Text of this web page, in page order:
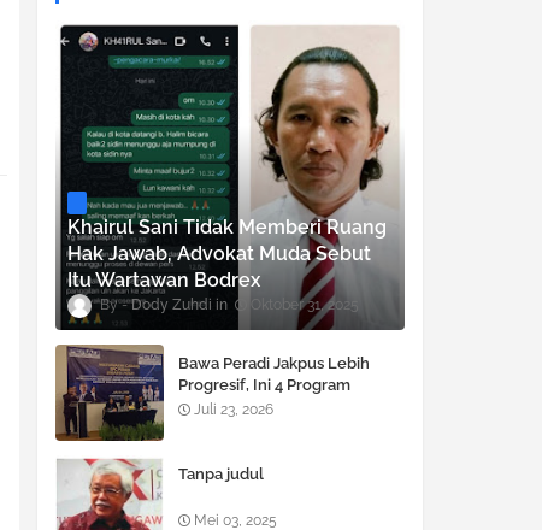
Khairul Sani Tidak Memberi Ruang
Hak Jawab, Advokat Muda Sebut
Itu Wartawan Bodrex
Dody Zuhdi Oktober 31, 2025
Bawa Peradi Jakpus Lebih
Progresif, Ini 4 Program
Unggulan Andar T. Manik
Juli 23, 2026
Tanpa judul
Mei 03, 2025